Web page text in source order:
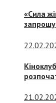
«Сила